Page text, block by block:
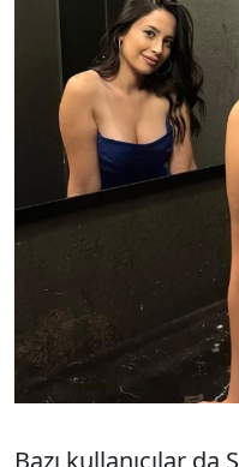
Bazı kullanıcılar